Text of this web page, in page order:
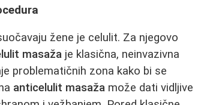
žene je celulit. Za njegovo
masaža je klasična, neinvazivna
problematičnih zona kako bi se
anticelulit masaža može dati vidljive